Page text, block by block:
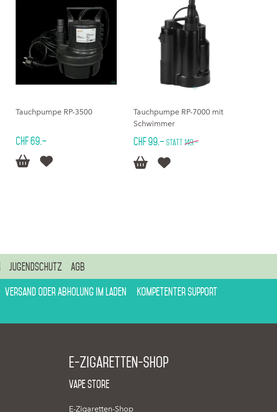
Tauchpumpe RP-3500
CHF 69.–
 
Tauchpumpe RP-7000 mit
Schwimmer
CHF 99.–statt149.–
 
Jugendschutz AGB
Versand oder Abholung im Laden
Kompetenter Support
E-Zigaretten-Shop
Vape Store
E-Zigaretten-Shop